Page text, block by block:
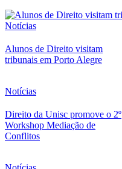
Notícias
Alunos de Direito visitam
tribunais em Porto Alegre
Notícias
Direito da Unisc promove o 2º
Workshop Mediação de
Conflitos